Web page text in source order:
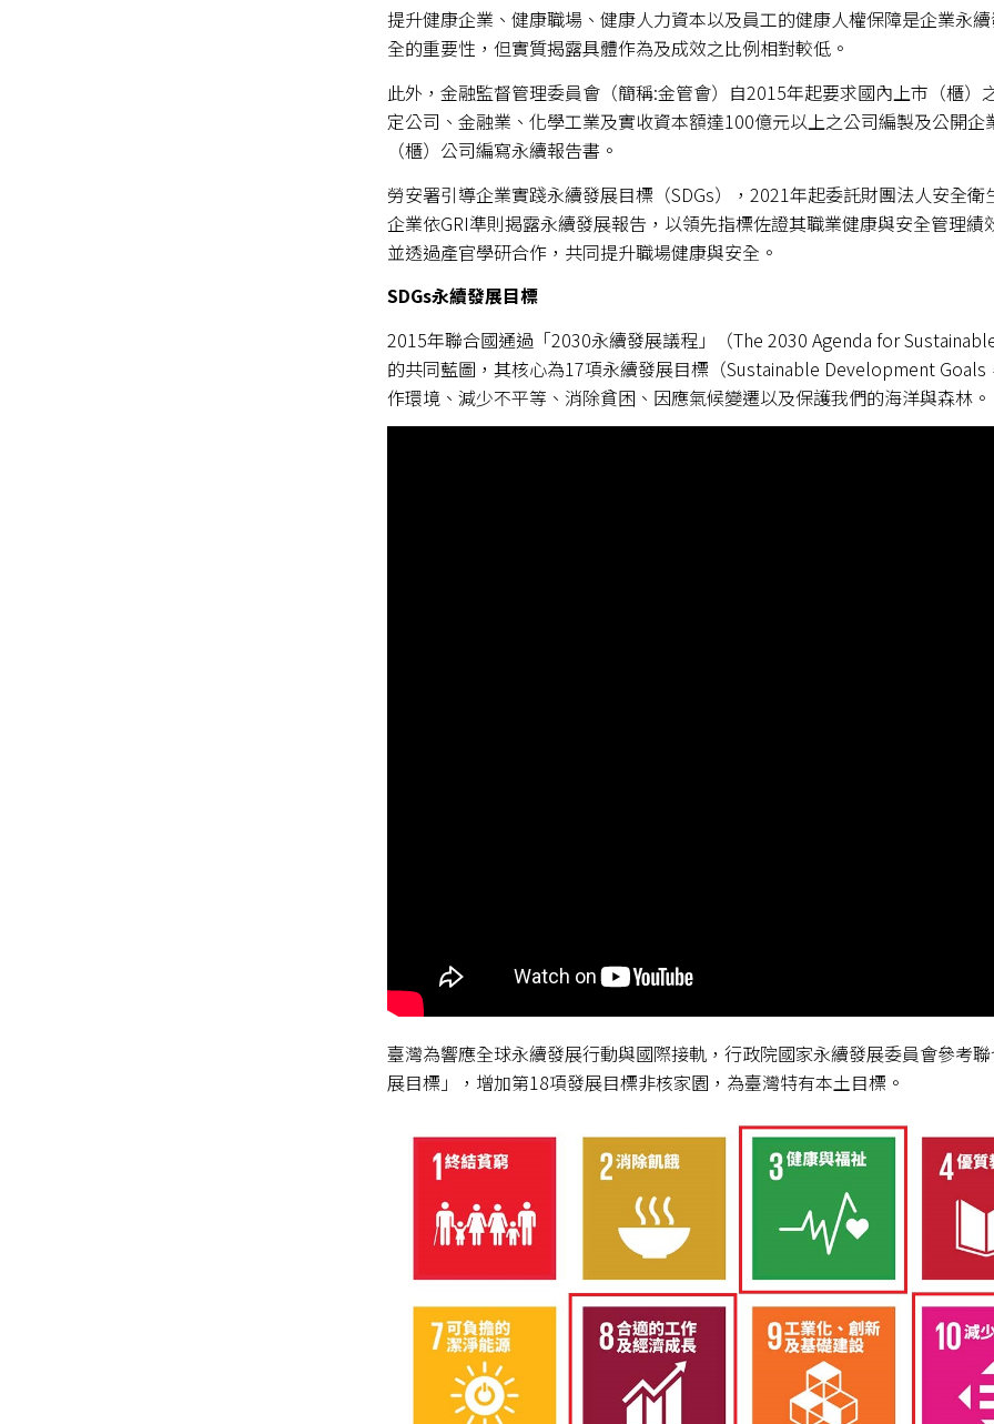
提升健康企業、健康職場、健康人力資本以及員工的健康人權保障是企業永
全的重要性，但實質揭露具體作為及成效之比例相對較低。
此外，金融監督管理委員會（簡稱:金管會）自2015年起要求國內上市（櫃
定公司、金融業、化學工業及實收資本額達100億元以上之公司編製及公開
（櫃）公司編寫永續報告書。
勞安署引導企業實踐永續發展目標（SDGs），2021年起委託財團法人安全
企業依GRI準則揭露永續發展報告，以領先指標佐證其職業健康與安全管理
並透過產官學研合作，共同提升職場健康與安全。
SDGs永續發展目標
2015年聯合國通過「2030永續發展議程」（The 2030 Agenda for
的共同藍圖，其核心為17項永續發展目標（Sustainable Development
作環境、減少不平等、消除貧困、因應氣候變遷以及保護我們的海洋與森林。
臺灣為響應全球永續發展行動與國際接軌，行政院國家永續發展委員會參考
展目標」
，增加第18項發展目標非核家園，為臺灣特有本土目標。